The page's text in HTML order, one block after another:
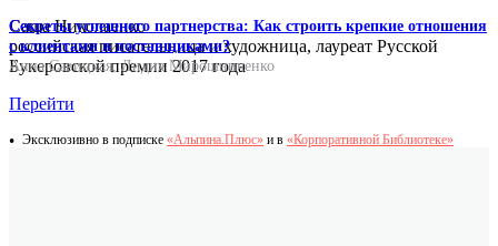
Саша Николаенко
российская писательница и художница, лауреат Русской
Букеровской премии 2017 года
Секреты успешного партнерства: Как строить крепкие отношения
с клиентами и поставщиками?
Анна Савицкая,Лидия Мирошниченко
Перейти
Эксклюзивно в подписке «Альпина.Плюс» и в «Корпоративной Библиотеке»